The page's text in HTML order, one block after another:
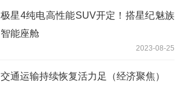
极星4纯电高性能SUV开定！搭星纪魅族
智能座舱
2023-08-25
交通运输持续恢复活力足（经济聚焦）